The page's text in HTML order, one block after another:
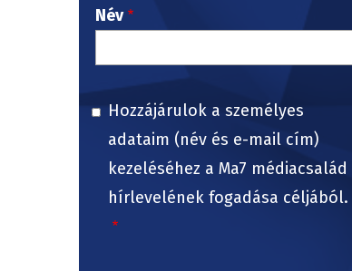
Név
Hozzájárulok a személyes
adataim (név és e-mail cím)
kezeléséhez a Ma7 médiacsalád
hírlevelének fogadása céljából.